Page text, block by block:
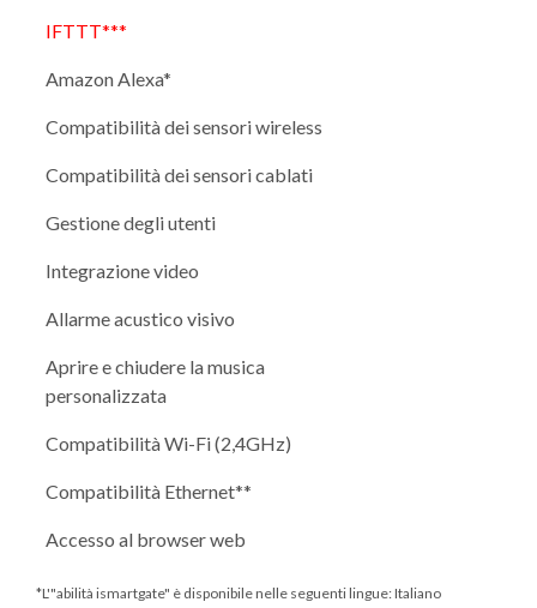
IFTTT***
Amazon Alexa*
Compatibilità dei sensori wireless
Compatibilità dei sensori cablati
Gestione degli utenti
Integrazione video
Allarme acustico visivo
Aprire e chiudere la musica
personalizzata
Compatibilità Wi-Fi (2,4GHz)
Compatibilità Ethernet**
Accesso al browser web
*L'"abilità ismartgate" è disponibile nelle seguenti lingue: Italiano